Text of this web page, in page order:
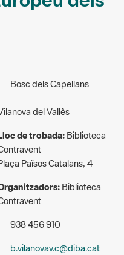
Bosc dels Capellans
del Vallès
de trobada: Biblioteca
Països Catalans, 4
Biblioteca
938 456 910
b.vilanovav.c@diba.cat